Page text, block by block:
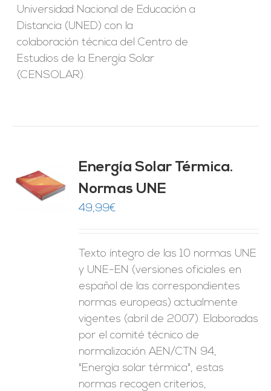
Universidad Nacional de Educación a
Distancia (UNED) con la
colaboración técnica del Centro de
Estudios de la Energía Solar
(CENSOLAR).
Energía Solar Térmica.
Normas UNE
49,99€
Texto íntegro de las 10 normas UNE
y UNE-EN (versiones oficiales en
español de las correspondientes
normas europeas) actualmente
vigentes (abril de 2007). Elaboradas
por el comité técnico de
normalización AEN/CTN 94,
"Energía solar térmica", estas
normas recogen criterios,